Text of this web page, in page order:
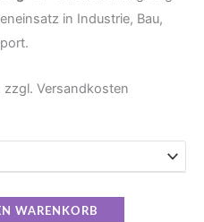
in Industrie, Bau,
zzgl. Versandkosten
WARENKORB